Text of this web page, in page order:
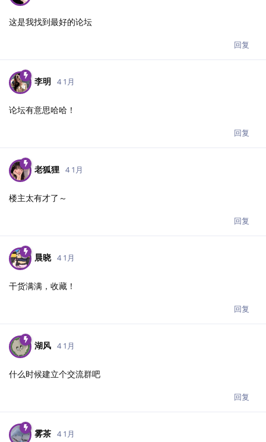
这是我找到最好的论坛
回复
李明 4 1月
论坛有意思哈哈！
回复
老狐狸 4 1月
楼主太有才了～
回复
晨晓 4 1月
干货满满，收藏！
回复
湖风 4 1月
什么时候建立个交流群吧
回复
雾茶 4 1月